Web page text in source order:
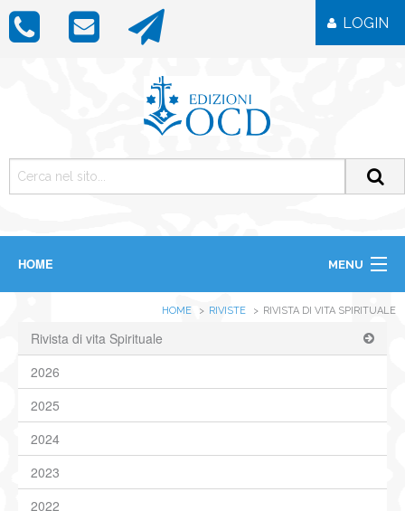
LOGIN
HOME MENU
RIVISTE
ICONE
IMMAGINI
OGGETTISTICA
NEWS
CONTATTI
HOME RIVISTE RIVISTA DI VITA SPIRITUALE
Rivista di vita Spirituale
2026
2025
2024
2023
2022